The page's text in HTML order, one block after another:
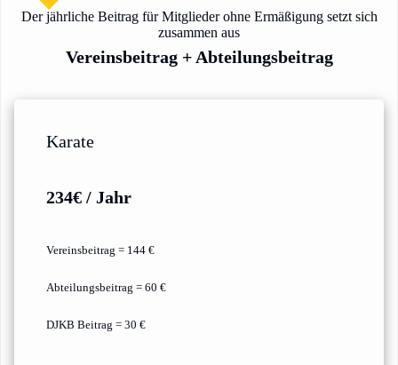
Der jährliche Beitrag für Mitglieder ohne Ermäßigung setzt sich
zusammen aus
Vereinsbeitrag + Abteilungsbeitrag
Karate
234€ / Jahr
Vereinsbeitrag = 144 €
Abteilungsbeitrag = 60 €
DJKB Beitrag = 30 €